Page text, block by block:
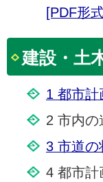
[PDF形
建設・土
1 都市計
2 市内の
3 市道の
4 都市計